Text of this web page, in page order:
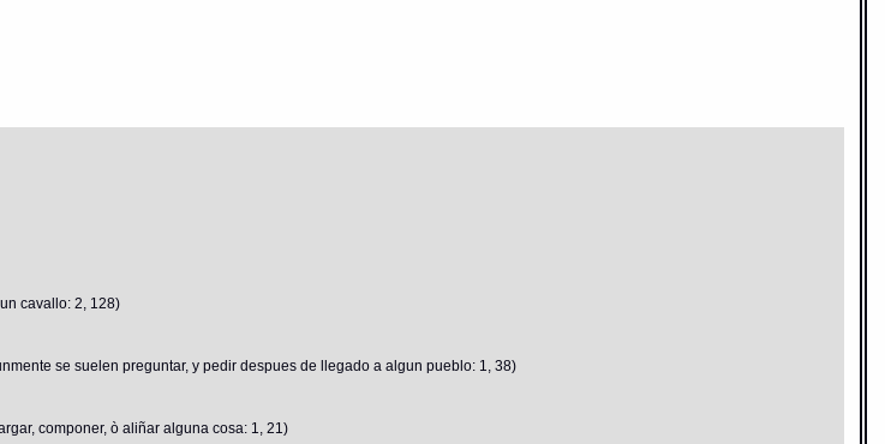
cavallo: 2, 128)
se suelen preguntar, y pedir despues de llegado a algun pueblo: 1, 38)
componer, ò aliñar alguna cosa: 1, 21)